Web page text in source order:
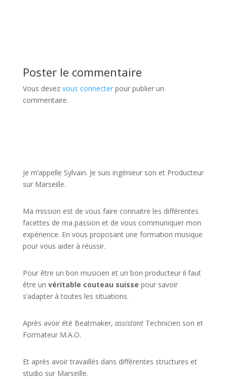
Poster le commentaire
Vous devez vous connecterpour publier un
commentaire.
Je m’appelle Sylvain. Je suis ingénieur son et Producteur
sur Marseille.
Ma mission est de vous faire connaitre les différentes
facettes de ma passion et de vous communiquer mon
expérience. En vous proposant une formation musique
pour vous aider à réussir.
Pour être un bon musicien et un bon producteur il faut
être un véritable couteau suisse pour savoir
s’adapter à toutes les situations.
Après avoir été Beatmaker, assistant Technicien son et
Formateur M.A.O.
Et après avoir travaillés dans différentes structures et
studio sur Marseille.